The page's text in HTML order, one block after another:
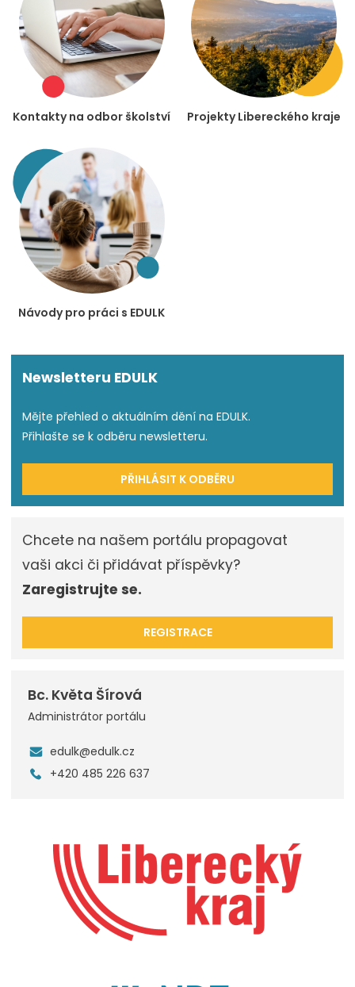
Kontakty na odbor školství Projekty Libereckého kraje
Návody pro práci s EDULK
Newsletteru EDULK
Mějte přehled o aktuálním dění na EDULK.
Přihlašte se k odběru newsletteru.
PŘIHLÁSIT K ODBĚRU
Chcete na našem portálu propagovat
vaši akci či přidávat příspěvky?
Zaregistrujte se.
REGISTRACE
Bc. Květa Šírová
Administrátor portálu
edulk@edulk.cz
+420 485 226 637